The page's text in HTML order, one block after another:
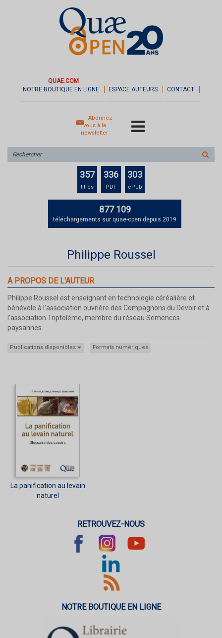
QUAE.COM
NOTRE BOUTIQUE EN LIGNE
ESPACE AUTEURS CONTACT
Abonnez-
vous à la
newsletter
sur
le
357
titres
336
PDF
303
ePub
877 109
téléchargements sur quae-open depuis 2019
Philippe Roussel
A PROPOS DE L'AUTEUR
Philippe Roussel est enseignant en technologie céréalière et
bénévole à l’association ouvrière des Compagnons du Devoir et à
l’association Triptolème, membre du réseau Semences
paysannes.
Publications disponibles Formats numériques
La panification au levain
naturel
RETROUVEZ-NOUS
NOTRE BOUTIQUE EN LIGNE